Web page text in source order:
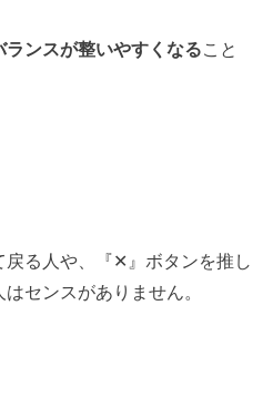
ランスが整いやすくなること
る人や、『✕』ボタンを推し
センスがありません。